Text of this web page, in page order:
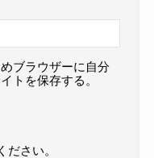
ブラウザーに自分
トを保存する。
ださい。